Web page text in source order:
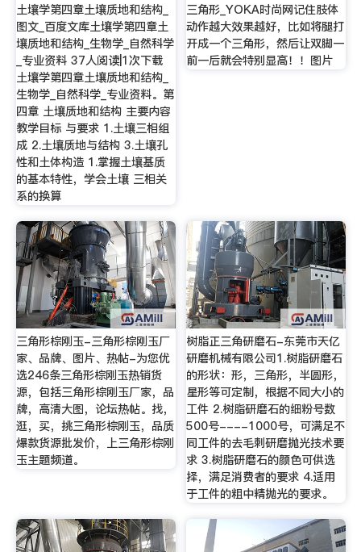
土壤学第四章土壤质地和结构_
图文_百度文库土壤学第四章土
壤质地和结构_生物学_自然科学
_专业资料 37人阅读|1次下载
土壤学第四章土壤质地和结构_
生物学_自然科学_专业资料。第
四章 土壤质地和结构 主要内容
教学目标 与要求 1.土壤三相组
成 2.土壤质地与结构 3.土壤孔
性和土体构造 1.掌握土壤基质
的基本特性，学会土壤 三相关
系的换算
三角形_YOKA时尚网记住肢体
动作越大效果越好，比如将腿打
开成一个三角形，然后让双脚一
前一后就会特别显高！！图片
三角形棕刚玉-三角形棕刚玉厂
家、品牌、图片、热帖-为您优
选246条三角形棕刚玉热销货
源，包括三角形棕刚玉厂家，品
牌，高清大图，论坛热帖。找，
逛，买，挑三角形棕刚玉，品质
爆款货源批发价，上三角形棕刚
玉主题频道。
树脂正三角研磨石-东莞市天亿
研磨机械有限公司1.树脂研磨石
的形状：形，三角形，半圆形，
星形等可定制，根据不同大小的
工件 2.树脂研磨石的细粉号数
500号----1000号，可满足不
同工件的去毛刺研磨抛光技术要
求 3.树脂研磨石的颜色可供选
择，满足消费者的要求 4.适用
于工件的粗中精抛光的要求。